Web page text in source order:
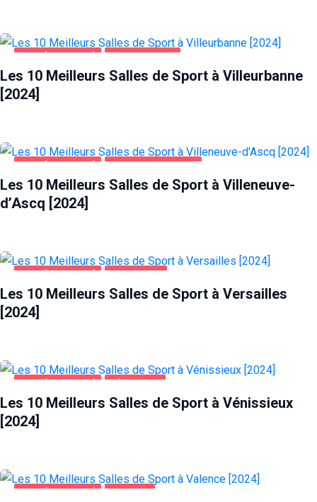
Les 10 Meilleurs Salles de Sport à Villeurbanne
[2024]
Les 10 Meilleurs Salles de Sport à Villeneuve-
d’Ascq [2024]
Les 10 Meilleurs Salles de Sport à Versailles
[2024]
Les 10 Meilleurs Salles de Sport à Vénissieux
[2024]